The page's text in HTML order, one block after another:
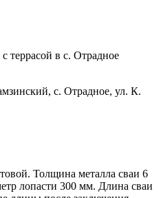
террасой в с. Отрадное
с. Отрадное, ул. К.
Толщина металла сваи 6
лопасти 300 мм. Длина сваи